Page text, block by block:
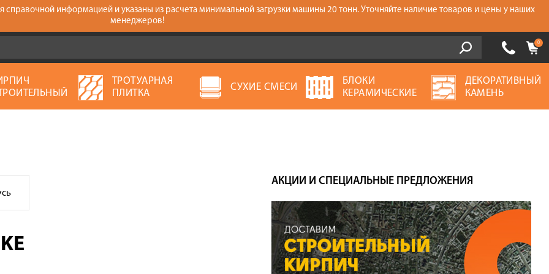
справочной информацией и указаны из расчета минимальной загрузки машины 20 тонн. Уточняйте наличие товаров и цены у наших
менеджеров!
0
ТРОТУАРНАЯ
ПЛИТКА
СУХИЕ СМЕСИ
БЛОКИ
КЕРАМИЧЕСКИЕ
ДЕКОРАТИВНЫЙ
КАМЕНЬ
АКЦИИ И СПЕЦИАЛЬНЫЕ ПРЕДЛОЖЕНИЯ